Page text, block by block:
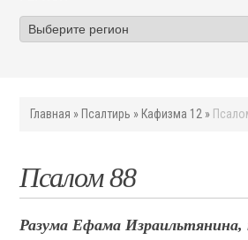
Главная » Псалтирь » Кафизма 12 »
Псалом 88
Разума Ефама Израильтянина,